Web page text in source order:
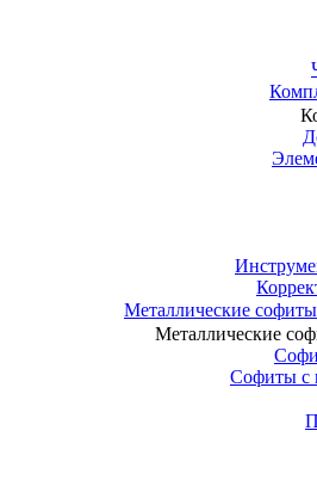
Металлические
Металлические
Софиты с